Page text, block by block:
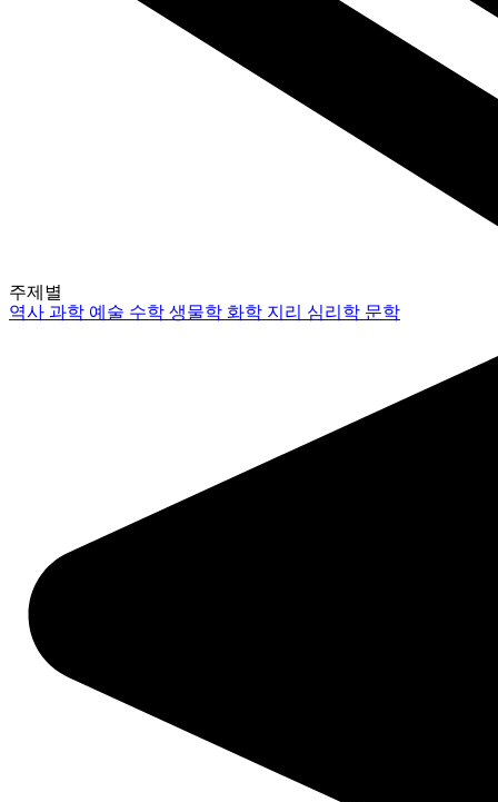
주제별
역사과학 예술 수학생물학 화학 지리 심리학 문학